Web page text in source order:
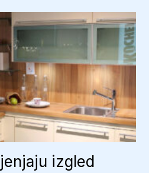
izgled